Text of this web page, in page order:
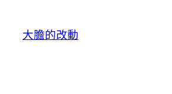
大膽的改動